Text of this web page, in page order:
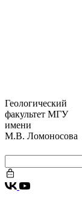
Геологический
факультет МГУ
имени
М.В. Ломоносова